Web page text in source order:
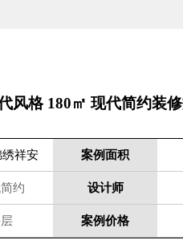
风格 180㎡ 现代简约装
祥安 案例面积
约 设计师
案例价格